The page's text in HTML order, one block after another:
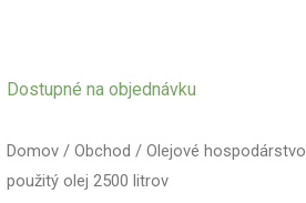
Domov/ Obchod / Olejové hospodárstvo
použitý olej 2500 litrov
Dostupné na objednávku